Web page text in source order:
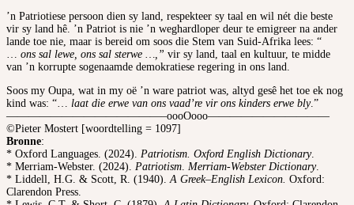
’n Patriotiese persoon dien sy land, respekteer sy taal en wil nét die beste
vir sy land hê. ’n Patriot is nie ’n weghardloper deur te emigreer na ander
lande toe nie, maar is bereid om soos die Stem van Suid-Afrika lees: “
… ons sal lewe, ons sal sterwe …,” vir sy land, taal en kultuur, te midde
van ’n korrupte sogenaamde demokratiese regering in ons land.
Soos my Oupa, wat in my oë ’n ware patriot was, altyd gesê het toe ek nog
kind was: “… laat die erwe van ons vaad’re vir ons kinders erwe bly.”
——————————————–oooOooo———————————
©Pieter Mostert [woordtelling = 1097]
Bronne:
* Oxford Languages. (2024). Patriotism. Oxford English Dictionary.
* Merriam-Webster. (2024). Patriotism. Merriam-Webster Dictionary.
* Liddell, H.G. & Scott, R. (1940).A Greek–English Lexicon. Oxford:
Clarendon Press.